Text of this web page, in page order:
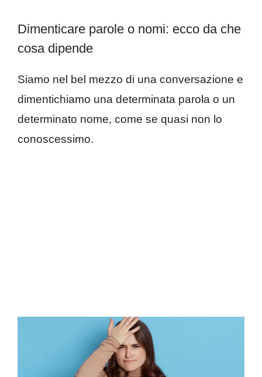
Dimenticare parole o nomi: ecco da che
cosa dipende
Siamo nel bel mezzo di una conversazione e
dimentichiamo una determinata parola o un
determinato nome, come se quasi non lo
conoscessimo.